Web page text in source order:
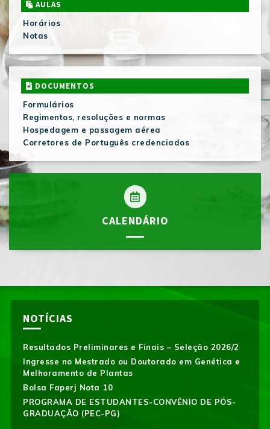
AULAS
Horários
Notas
DOCUMENTOS
Formulários
Regimentos, resoluções e normas
Hospedagem e passagem aérea
Corretores de Português credenciados
CALENDÁRIO
NOTÍCIAS
Resultados Preliminares e Finais – Seleção 2026/2
Ingresse no Mestrado ou Doutorado em Genética e
Melhoramento de Plantas
Bolsa Faperj Nota 10
PROGRAMA DE ESTUDANTES-CONVÊNIO DE PÓS-
GRADUAÇÃO (PEC-PG)